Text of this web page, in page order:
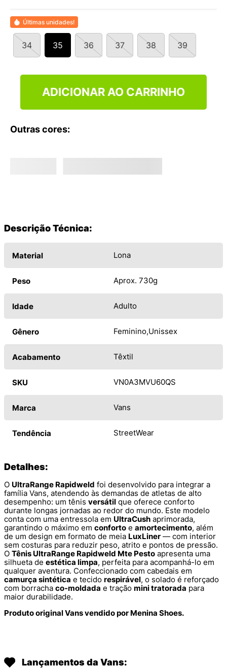
Últimas unidades!
34 35 36 37 38 39
ADICIONAR AO CARRINHO
Outras cores:
Descrição Técnica:
Material Lona
Peso Aprox. 730g
Idade Adulto
Gênero Feminino Unissex
Acabamento Têxtil
SKU VN0A3MVU60QS
Marca Vans
Tendência StreetWear
Detalhes:
O UltraRange Rapidweld foi desenvolvido para integrar a
família Vans, atendendo às demandas de atletas de alto
desempenho: um tênis versátil que oferece conforto
durante longas jornadas ao redor do mundo. Este modelo
conta com uma entressola em UltraCush aprimorada,
garantindo o máximo em conforto e amortecimento, além
de um design em formato de meia LuxLiner — com interior
sem costuras para reduzir peso, atrito e pontos de pressão.
O Tênis UltraRange Rapidweld Mte Pesto apresenta uma
silhueta de estética limpa, perfeita para acompanhá-lo em
qualquer aventura. Confeccionado com cabedais em
camurça sintética e tecido respirável, o solado é reforçado
com borracha co-moldada e tração mini tratorada para
maior durabilidade.
Produto original Vans vendido por Menina Shoes.
Lançamentos da Vans:
10º NEW 530